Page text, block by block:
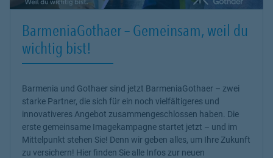
BarmeniaGothaer – Gemeinsam, weil du
wichtig bist!
Barmenia und Gothaer sind jetzt BarmeniaGothaer – zwei
starke Partner, die sich für ein noch vielfältigeres und
innovativeres Angebot zusammengeschlossen haben. Die
erste gemeinsame Imagekampagne startet jetzt – und im
Mittelpunkt stehen Sie! Denn wir geben alles, um Ihre Zukunft
zu versichern! Hier finden Sie alle Infos zur neuen